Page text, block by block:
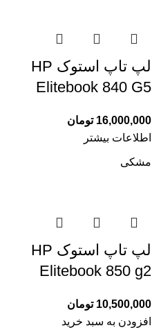
لپ تاپ استوک HP
Elitebook 840 G5
16,000,000 تومان
اطلاعات بیشتر
مشکی
لپ تاپ استوک HP
Elitebook 850 g2
10,500,000 تومان
افزودن به سبد خرید